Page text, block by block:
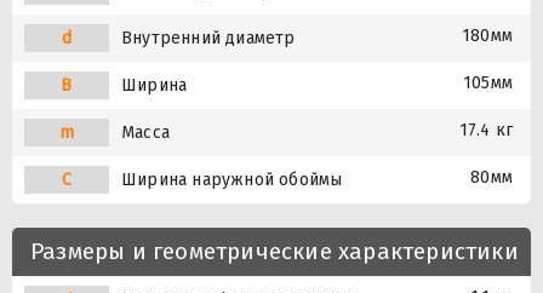
d Внутренний диаметр 180мм
B Ширина 105мм
m Масса 17.4 кг
C Ширина наружной обоймы 80мм
Размеры и геометрические характеристики